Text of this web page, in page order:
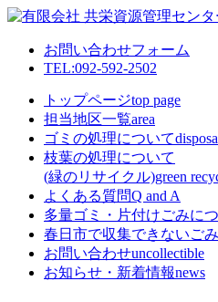
お問い合わせフォーム
TEL:092-592-2502
トップページtop page
担当地区一覧area
ゴミの処理について
枝葉の処理について
(緑のリサイクル)green
よくある質問Q and A
多量ゴミ・片付けごみに
春日市で収集できないごみ
お問い合わせuncollectible
お知らせ・新着情報news